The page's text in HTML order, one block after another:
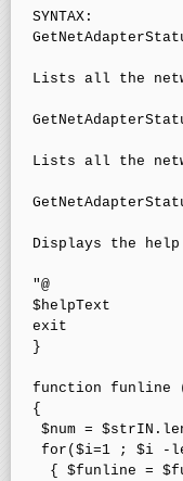
SYNTAX:
Lists all the
Lists all the
Displays the
"@
$helpText
exit
}
function funline
{
$num =
for($i=1 ; $i -le
{ $funline =